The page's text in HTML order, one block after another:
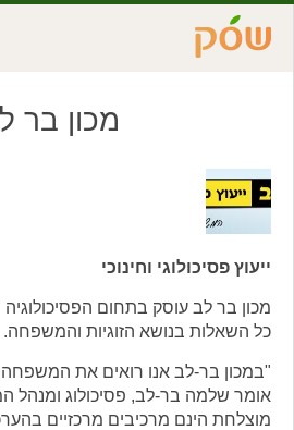
מכון בר
ייעוץ פסיכולוגי וחינוכי
מכון בר לב עוסק בתחום הפסיכולוגיה
כל השאלות בנושא הזוגיות והמשפחה.
"במכון בר-לב אנו רואים את
אומר שלמה בר-לב, פסיכולוג ומנהל
מוצלחת הינם מרכיבים מרכזיים